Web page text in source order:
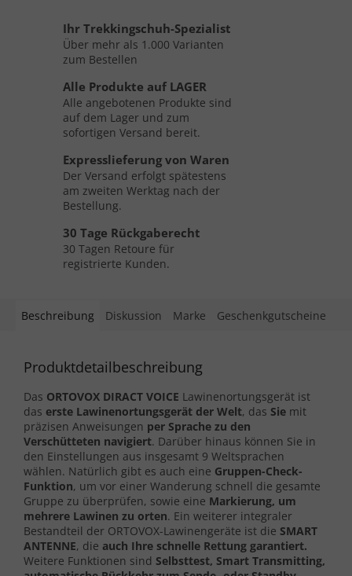
Ihr Trekkingschuh-Spezialist
Über mehr als 1.000 Varianten
zum Bestellen
Alle Produkte auf LAGER
Alle angebotenen Produkte sind
auf dem Lager und zum
sofortigen Versand bereit.
Expresslieferung von Waren
Der Versand erfolgt spätestens
am zweiten Werktag nach der
Bestellung.
30 Tage Rückgaberecht
30 Tagen Retoure für
registrierte Kunden.
Beschreibung Diskussion Marke Geschenkgutscheine
Produktdetailbeschreibung
Das ORTOVOX DIRACT VOICE Lawinenortungsgerät ist
das erste Lawinenortungsgerät der Welt, das Sie mit
präzisen Anweisungen per Sprache zu den
Verschütteten navigiert. Darüber hinaus können Sie in
den Einstellungen aus insgesamt 9 Weltsprachen
wählen. Natürlich gibt es auch eine Gruppen-Check-
Funktion, um vor einer Wanderung schnell die gesamte
Gruppe zu überprüfen, sowie eine Markierung, um
mehrere Lawinen zu orten. Ein weiterer integraler
Bestandteil der ORTOVOX-Lawinengeräte ist die SMART
ANTENNE, die auch Ihre schnelle Rettung garantiert.
Weitere Funktionen sind Selbsttest, Smart Transmitting,